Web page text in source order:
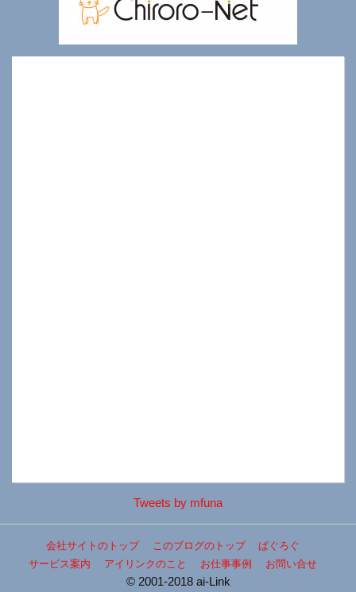
Tweets by mfuna
会社サイトのトップ このブログのトップ
ぱぐろぐ
サービス案内
アイリンクのこと お仕事事例 お問い合せ
© 2001-2018 ai-Link